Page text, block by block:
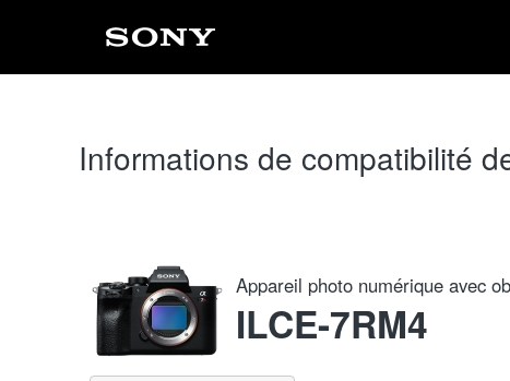
Informations de compatibilité
Appareil photo numérique avec
ILCE-7RM4